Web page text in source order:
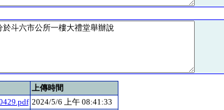
上傳時間
2024/5/6 上午 08:41:33